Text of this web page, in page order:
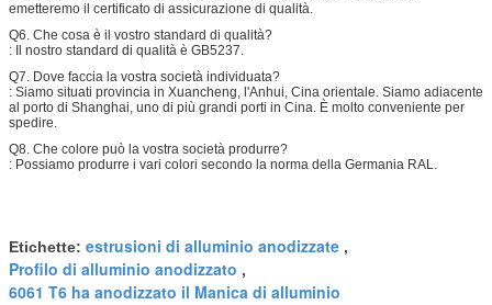
emetteremo il certificato di assicurazione di qualità.
Q6. Che cosa è il vostro standard di qualità?
: Il nostro standard di qualità è GB5237.
Q7. Dove faccia la vostra società individuata?
: Siamo situati provincia in Xuancheng, l'Anhui, Cina orientale. Siamo adiacente
al porto di Shanghai, uno di più grandi porti in Cina. È molto conveniente per
spedire.
Q8. Che colore può la vostra società produrre?
: Possiamo produrre i vari colori secondo la norma della Germania RAL.
Etichette: estrusioni di alluminio anodizzate ,
Profilo di alluminio anodizzato ,
6061 T6 ha anodizzato il Manica di alluminio